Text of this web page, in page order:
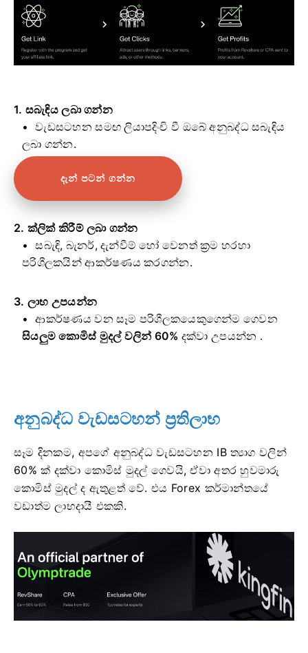
1. සබැඳිය ලබා ගන්න
වැඩසටහන සමඟ ලියාපදිංචි වී ඔබේ අනුබද්ධ සබැඳිය
ලබා ගන්න.
දැන් පටන් ගන්න
2. ක්ලික් කිරීම් ලබා ගන්න
සබැඳි, බැනර්, දැන්වීම් හෝ වෙනත් ක්‍රම හරහා
පරිශීලකයින් ආකර්ෂණය කරගන්න.
3. ලාභ උපයන්න
ආකර්ෂණය වන සෑම පරිශීලකයෙකුගෙන්ම ගෙවන
සියලුම කොමිස් මුදල් වලින් 60% දක්වා උපයන්න .
අනුබද්ධ වැඩසටහන් ප්‍රතිලාභ
සෑම දිනකම, අපගේ අනුබද්ධ වැඩසටහන IB ත්‍යාග වලින්
60% ක් දක්වා කොමිස් මුදල් ගෙවයි, ඒවා අතර හුවමාරු
කොමිස් මුදල් ද ඇතුළත් වේ. එය Forex කර්මාන්තයේ
වඩාත්ම ලාභදායී එකකි.